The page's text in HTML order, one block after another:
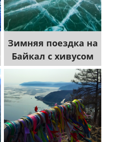
Зимняя поездка на
Байкал c хивусом